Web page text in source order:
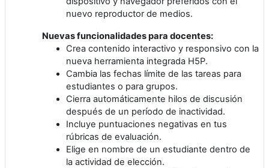
nuevo reproductor de medios.
Nuevas funcionalidades para docentes:
Crea contenido interactivo y responsivo con la
nueva herramienta integrada H5P.
Cambia las fechas límite de las tareas para
estudiantes o para grupos.
Cierra automáticamente hilos de discusión
después de un período de inactividad.
Incluye puntuaciones negativas en tus
rúbricas de evaluación.
Elige en nombre de un estudiante dentro de
la actividad de elección.